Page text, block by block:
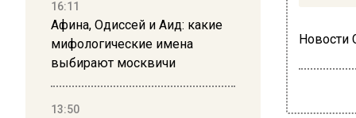
16:11
Афина, Одиссей и Аид: какие
мифологические имена
выбирают москвичи
13:50